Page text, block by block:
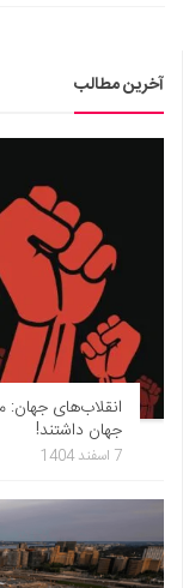
آخرین مطالب
انقلاب‌های جهان:
جهان داشتند!
7 اسفند 1404